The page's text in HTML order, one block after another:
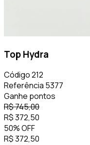
Top Hydra
Código212
Referência 5377
Ganhe pontos
R$745,00
R$372,50
50%OFF
R$372,50